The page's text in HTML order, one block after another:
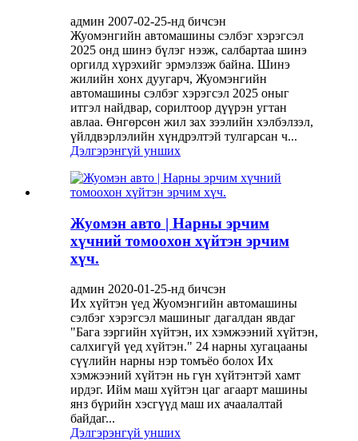
админ 2007-02-25-нд бичсэн
Жуомэнгийн автомашины сэлбэг хэрэгсэл
2025 онд шинэ бүлэг нээж, салбартаа шинэ
оргилд хүрэхийг эрмэлзэж байна. Шинэ
жилийн хонх дуугарч, Жуомэнгийн
автомашины сэлбэг хэрэгсэл 2025 оныг
итгэл найдвар, сорилтоор дүүрэн угтан
авлаа. Өнгөрсөн жил зах зээлийн хэлбэлзэл,
үйлдвэрлэлийн хүндрэлтэй тулгарсан ч...
Дэлгэрэнгүй унших
Жуомэн авто | Нарны эрчим
хүчний томоохон хүйтэн эрчим
хүч.
админ 2020-01-25-нд бичсэн
Их хүйтэн үед Жуомэнгийн автомашины
сэлбэг хэрэгсэл машиныг дагалдан явдаг
"Бага зэргийн хүйтэн, их хэмжээний хүйтэн,
салхигүй үед хүйтэн." 24 нарны хугацааны
сүүлийн нарны нэр томъёо болох Их
хэмжээний хүйтэн нь гүн хүйтэнтэй хамт
ирдэг. Ийм маш хүйтэн цаг агаарт машины
янз бүрийн хэсгүүд маш их ачаалалтай
байдаг...
Дэлгэрэнгүй унших